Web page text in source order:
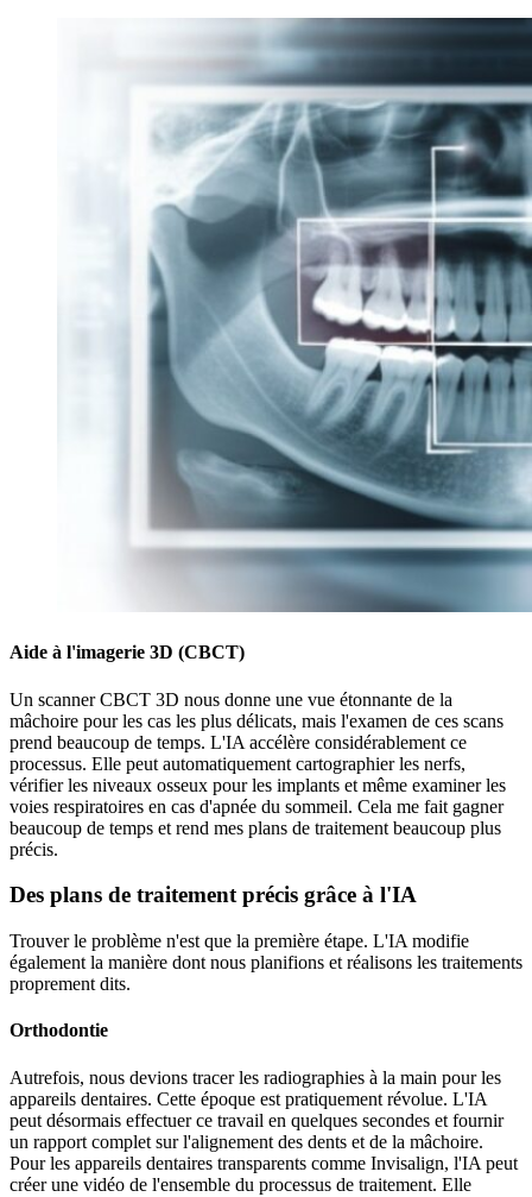
Aide à l'imagerie 3D (CBCT)
Un scanner CBCT 3D nous donne une vue étonnante de la
mâchoire pour les cas les plus délicats, mais l'examen de ces scans
prend beaucoup de temps. L'IA accélère considérablement ce
processus. Elle peut automatiquement cartographier les nerfs,
vérifier les niveaux osseux pour les implants et même examiner les
voies respiratoires en cas d'apnée du sommeil. Cela me fait gagner
beaucoup de temps et rend mes plans de traitement beaucoup plus
précis.
Des plans de traitement précis grâce à l'IA
Trouver le problème n'est que la première étape. L'IA modifie
également la manière dont nous planifions et réalisons les traitements
proprement dits.
Orthodontie
Autrefois, nous devions tracer les radiographies à la main pour les
appareils dentaires. Cette époque est pratiquement révolue. L'IA
peut désormais effectuer ce travail en quelques secondes et fournir
un rapport complet sur l'alignement des dents et de la mâchoire.
Pour les appareils dentaires transparents comme Invisalign, l'IA peut
créer une vidéo de l'ensemble du processus de traitement. Elle